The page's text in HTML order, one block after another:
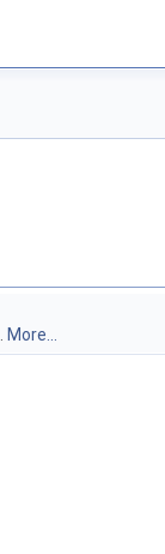
More...